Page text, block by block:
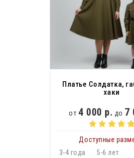
Платье Солдатка,
хаки
от 4 000 р. до 7
Доступные
3-4 года
5-6 лет